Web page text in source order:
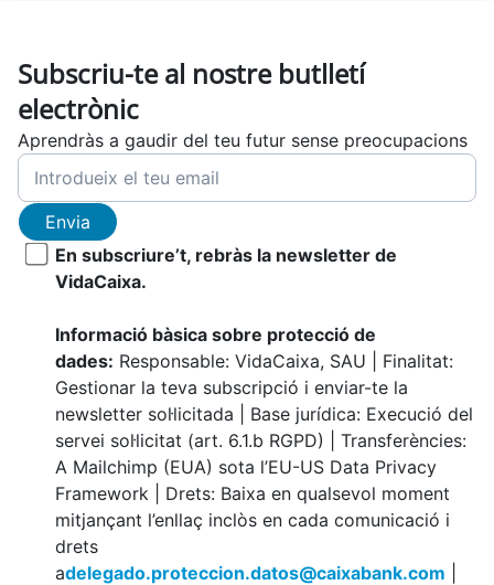
Subscriu-te al nostre butlletí
electrònic
Aprendràs a gaudir del teu futur sense preocupacions
Envia
En subscriure’t, rebràs la newsletter de
VidaCaixa.
Informació bàsica sobre protecció de
dades: Responsable: VidaCaixa, SAU | Finalitat:
Gestionar la teva subscripció i enviar-te la
newsletter sol·licitada | Base jurídica: Execució del
servei sol·licitat (art. 6.1.b RGPD) | Transferències:
A Mailchimp (EUA) sota l’EU-US Data Privacy
Framework | Drets: Baixa en qualsevol moment
mitjançant l’enllaç inclòs en cada comunicació i
drets
adelegado.proteccion.datos@caixabank.com